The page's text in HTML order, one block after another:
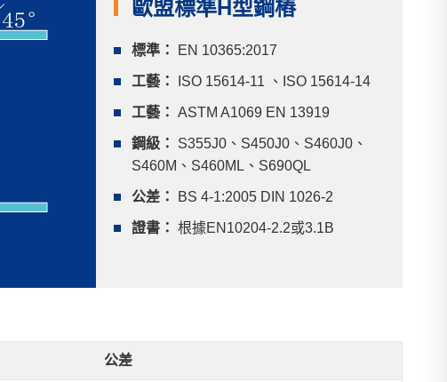
歐盟標準H型鋼樁
標準： EN 10365:2017
工藝： ISO 15614-11 、ISO 15614-14
工藝： ASTM A1069 EN 13919
鋼級：
S355J0、S450J0、S460J0、
S460M、S460ML、S690QL
公差： BS 4-1:2005 DIN 1026-2
證書： 根據EN10204-2.2或3.1B
公差